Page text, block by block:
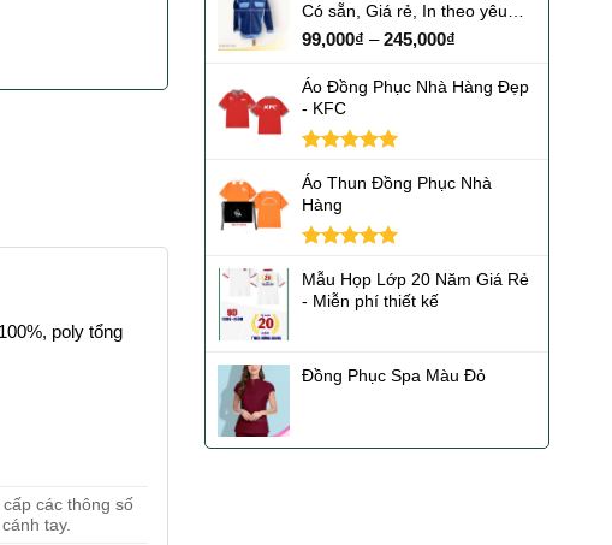
poly tổng
các thông số
tay.
Có sẵn, Giá rẻ, In theo yêu
cầu
99,000₫ –245,000₫
Áo Đồng Phục Nhà Hàng Đẹp
- KFC
hạng5.00
5 sao
Áo Thun Đồng Phục Nhà
Hàng
hạng5.00
5 sao
Mẫu Họp Lớp 20 Năm Giá Rẻ
- Miễn phí thiết kế
Đồng Phục Spa Màu Đỏ